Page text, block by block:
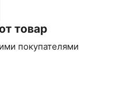
товар
покупателями